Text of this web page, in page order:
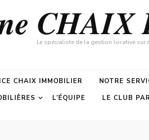
Le spécialiste de la gestion locative sur
CHAIX IMMOBILIER NOTRE
L’ÉQUIPE LE CLUB